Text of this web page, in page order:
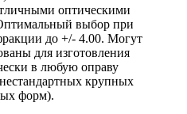
оптическими
выбор при
до +/- 4.00. Могут
для изготовления
в любую оправу
крупных
форм).